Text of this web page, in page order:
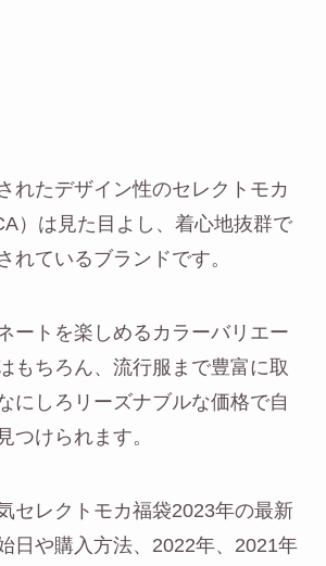
れたデザイン性のセレクトモカ
）は見た目よし、着心地抜群で
れているブランドです。
ートを楽しめるカラーバリエー
もちろん、流行服まで豊富に取
にしろリーズナブルな価格で自
つけられます。
セレクトモカ福袋2023年の最新
日や購入方法、2022年、2021年